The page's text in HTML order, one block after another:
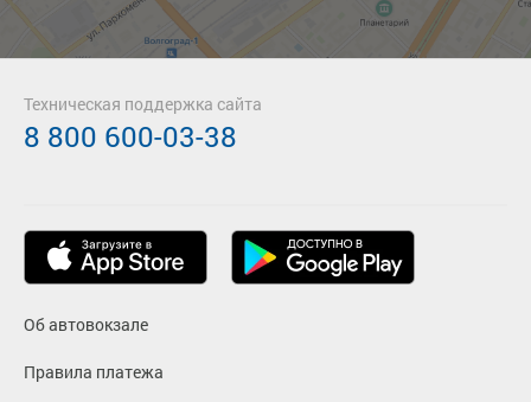
Об автовокзале
Правила платежа
Техническая поддержка сайта
8 800 600-03-38